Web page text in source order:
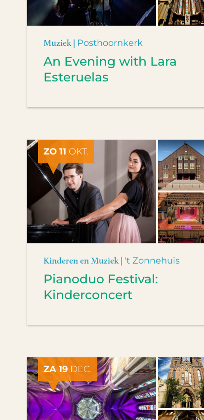
Muziek | Posthoornkerk
An Evening with Lara
Esteruelas
ZO 11 OKT.
Kinderen en Muziek | 't Zonnehuis
Pianoduo Festival:
Kinderconcert
ZA 19 DEC.